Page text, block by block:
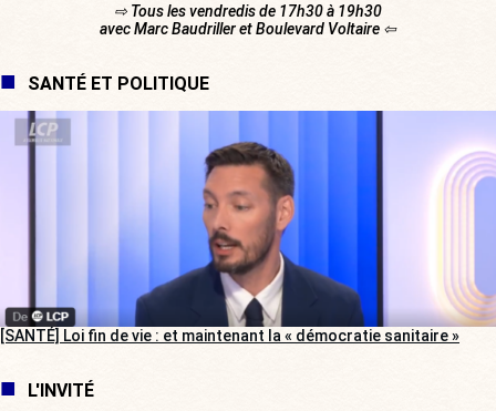
⇨ Tous les vendredis de 17h30 à 19h30
avec Marc Baudriller et Boulevard Voltaire ⇦
SANTÉ ET POLITIQUE
[SANTÉ] Loi fin de vie : et maintenant la « démocratie sanitaire »
L'INVITÉ